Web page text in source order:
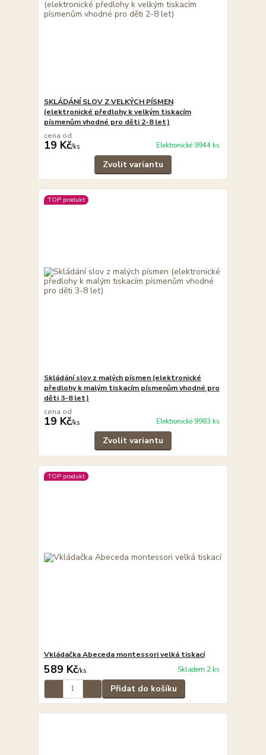
SKLÁDÁNÍ SLOV Z VELKÝCH PÍSMEN
(elektronické předlohy k velkým tiskacím
písmenům vhodné pro děti 2-8 let)
cena od
19 Kč/ks Elektronické 9944 ks
Zvolit variantu
TOP produkt
Skládání slov z malých písmen (elektronické
předlohy k malým tiskacím písmenům vhodné pro
děti 3-8 let)
cena od
19 Kč/ks Elektronické 9983 ks
Zvolit variantu
TOP produkt
Vkládačka Abeceda montessori velká tiskací
589 Kč/ks Skladem 2 ks
Přidat do košíku